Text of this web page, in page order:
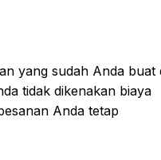
yang sudah Anda buat
tidak dikenakan biaya
Anda tetap